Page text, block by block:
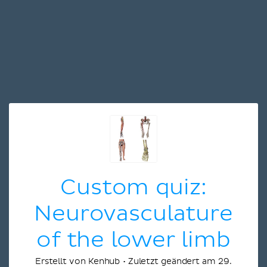
Custom quiz:
Neurovasculature
of the lower limb
Erstellt von Kenhub • Zuletzt geändert am 29.